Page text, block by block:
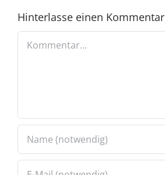
Hinterlasse einen Kommentar
Kommentar